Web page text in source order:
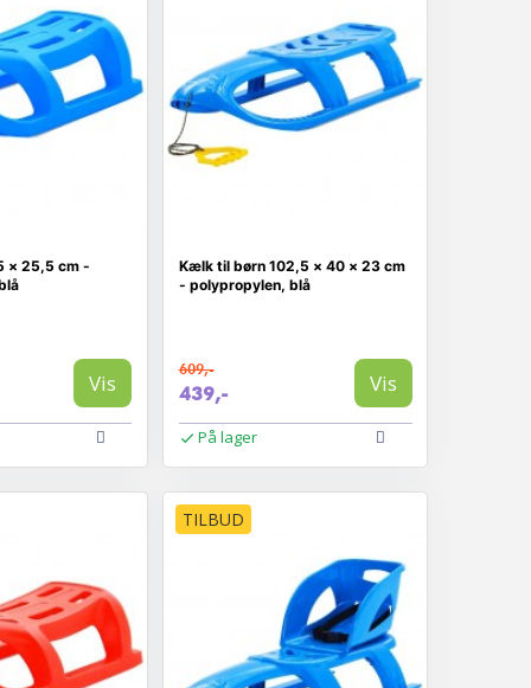
× 25,5 cm -
Vis
Kælk til børn 102,5 × 40 × 23 cm
- polypropylen, blå
609,-
439,- Vis
På lager
TILBUD